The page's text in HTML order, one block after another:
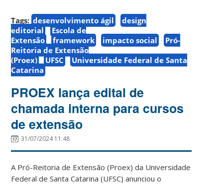
Tags: desenvolvimento ágil
design
editorial
Escola de
Extensão
framework impacto social
Pró-
Reitoria de Extensão
(Proex)
UFSC
Universidade Federal de Santa
Catarina
PROEX lança edital de
chamada interna para cursos
de extensão
31/07/2024 11:48
A Pró-Reitoria de Extensão (Proex) da Universidade
Federal de Santa Catarina (UFSC) anunciou o